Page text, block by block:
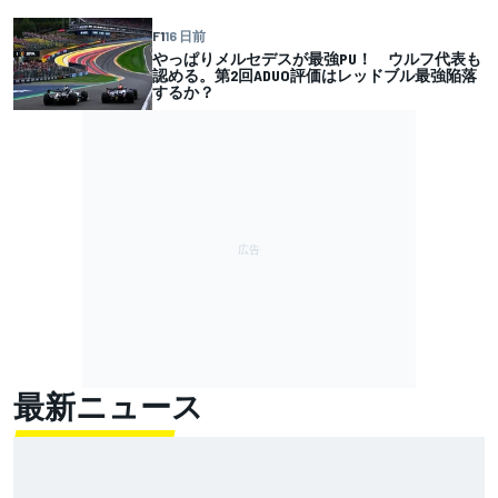
F116 日前
やっぱりメルセデスが最強PU！ ウルフ代表も
認める。第2回ADUO評価はレッドブル最強陥落
するか？
最新ニュース